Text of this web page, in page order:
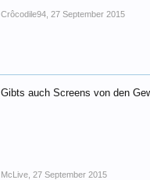
Crôcodile94 27 September 2015
Gibts auch Screens von den
McLive 27 September 2015